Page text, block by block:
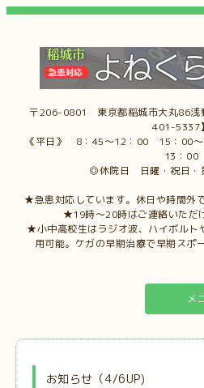
〒206-0801 東京都稲城市大丸86
401-5337】
《平日》 8：45～12：00 15：00
13：00
◎休院日 日曜・祝日・
★急患対応しています。休日や時間外
★19時～20時はご連絡いただ
★小中高校生はラジオ波、ハイボルト
用可能。ケガの早期治療で早期スポ
メ
お知らせ（4/6UP)